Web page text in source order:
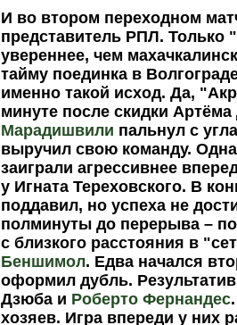
И во втором переходном
представитель РПЛ.
увереннее, чем
тайму поединка в
именно такой исход. Да,
минуте после скидки
Марадишвили пальнул с
выручил свою команду.
заиграли агрессивнее
у Игната Тереховского. В
поддавил, но успеха не
полминуты до перерыва –
с близкого расстояния в
Беншимол. Едва начался
оформил дубль.
Дзюба и Роберто Фернандес
хозяев. Игра впереди у них